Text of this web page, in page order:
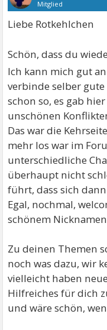
Mitglied
Liebe Rotkehlchen
Schön, dass du
Ich kann mich gut
verbinde selber
schon so, es gab
unschönen
Das war die
mehr los war im
unterschiedliche
überhaupt nicht
führt, dass sich
Egal, nochmal,
schönem
Zu deinen Themen
noch was dazu, wir
vielleicht haben
Hilfreiches für dich
und wäre schön,